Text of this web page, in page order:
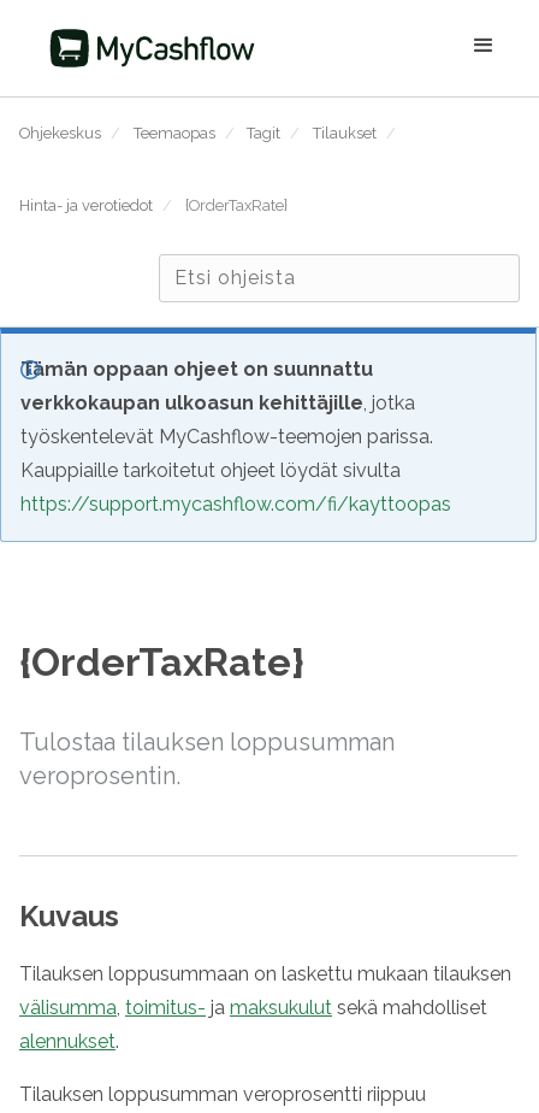
Ohjekeskus / Teemaopas / Tagit / Tilaukset /
Hinta- ja verotiedot / {OrderTaxRate}
Tämän oppaan ohjeet on suunnattu
verkkokaupan ulkoasun kehittäjille, jotka
työskentelevät MyCashflow-teemojen parissa.
Kauppiaille tarkoitetut ohjeet löydät sivulta
https://support.mycashflow.com/fi/kayttoopas
{OrderTaxRate}
Tulostaa tilauksen loppusumman
veroprosentin.
Kuvaus
Tilauksen loppusummaan on laskettu mukaan tilauksen
välisumma, toimitus- ja maksukulut sekä mahdolliset
alennukset.
Tilauksen loppusumman veroprosentti riippuu